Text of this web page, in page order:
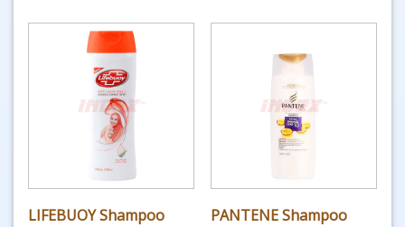
LIFEBUOY Shampoo
PANTENE Shampoo